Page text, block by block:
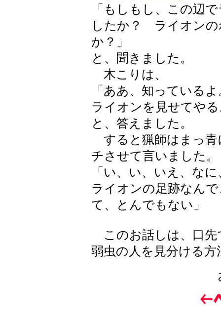
「もしもし、この辺
したか？ ライオンの
か？」
と、聞きました。
木こりは、
「ああ、知っている
ライオンを見せてや
と、答えました。
すると猟師はまっ青
チさせて言いました。
「い、い、いえ、な
ライオンの足跡なん
て、とんでもない」
このお話しは、口先
弱虫の人を見分ける